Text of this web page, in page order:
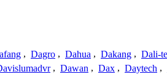
, Dagro , Dahua , Dakang , Dali-
, Dawan , Dax , Daytech ,